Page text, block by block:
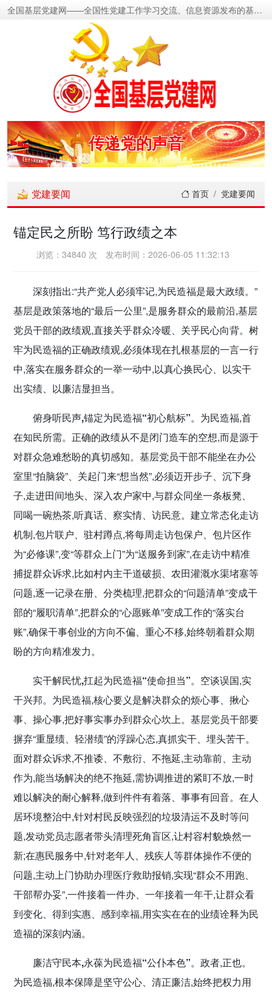
全国基层党建网——全国性党建工作学习交流、信息资源发布的基层党建新闻门户网
传递党的声音
宣传党建成就
传播党建理论
密切党群关系
党建要闻 首页 党建要闻
锚定民之所盼 笃行政绩之本
浏览：34840 次 发布时间：2026-06-05 11:32:13
深刻指出:“共产党人必须牢记,为民造福是最大政绩。”
基层是政策落地的“最后一公里”,是服务群众的最前沿,基层
党员干部的政绩观,直接关乎群众冷暖、关乎民心向背。树
牢为民造福的正确政绩观,必须体现在扎根基层的一言一行
中,落实在服务群众的一举一动中,以真心换民心、以实干
出实绩、以廉洁显担当。
俯身听民声,锚定为民造福“初心航标”。 为民造福,首
在知民所需。正确的政绩从不是闭门造车的空想,而是源于
对群众急难愁盼的真切感知。基层党员干部不能坐在办公
室里“拍脑袋”、关起门来“想当然”,必须迈开步子、沉下身
子,走进田间地头、深入农户家中,与群众同坐一条板凳、
同喝一碗热茶,听真话、察实情、访民意。建立常态化走访
机制,包片联户、驻村蹲点,将每周走访包保户、包片区作
为“必修课”,变“等群众上门”为“送服务到家”,在走访中精准
捕捉群众诉求,比如村内主干道破损、农田灌溉水渠堵塞等
问题,逐一记录在册、分类梳理,把群众的“问题清单”变成干
部的“履职清单”,把群众的“心愿账单”变成工作的“落实台
账”,确保干事创业的方向不偏、重心不移,始终朝着群众期
盼的方向精准发力。
实干解民忧,扛起为民造福“使命担当”。 空谈误国,实
干兴邦。为民造福,核心要义是解决群众的烦心事、揪心
事、操心事,把好事实事办到群众心坎上。基层党员干部要
摒弃“重显绩、轻潜绩”的浮躁心态,真抓实干、埋头苦干。
面对群众诉求,不推诿、不敷衍、不拖延,主动靠前、主动
作为,能当场解决的绝不拖延,需协调推进的紧盯不放,一时
难以解决的耐心解释,做到件件有着落、事事有回音。在人
居环境整治中,针对村民反映强烈的垃圾清运不及时等问
题,发动党员志愿者带头清理死角盲区,让村容村貌焕然一
新;在惠民服务中,针对老年人、残疾人等群体操作不便的
问题,主动上门协助办理医疗救助报销,实现“群众不用跑、
干部帮办妥”,一件接着一件办、一年接着一年干,让群众看
到变化、得到实惠、感到幸福,用实实在在的业绩诠释为民
造福的深刻内涵。
廉洁守民本,永葆为民造福“公仆本色”。 政者,正也。
为民造福,根本保障是坚守公心、清正廉洁,始终把权力用